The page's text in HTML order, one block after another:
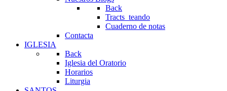
Back
Tracts_teando
Cuaderno de notas
Contacta
IGLESIA
Back
Iglesia del Oratorio
Horarios
Liturgia